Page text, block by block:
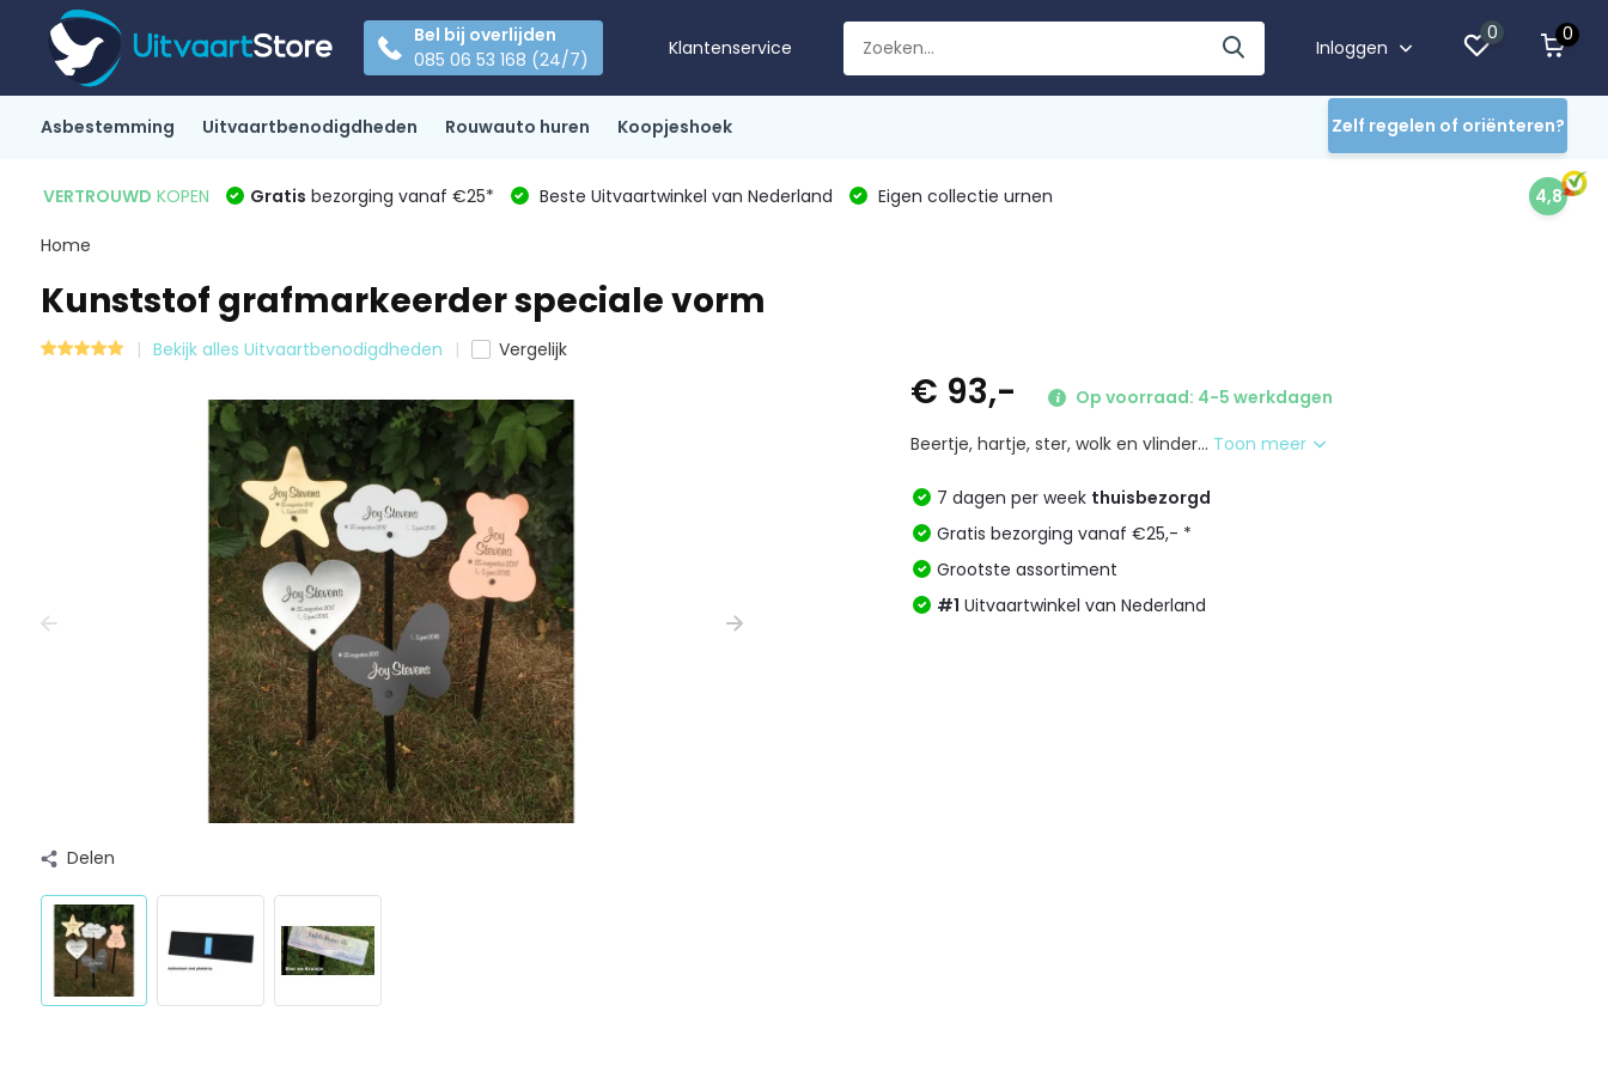
Bel bij overlijden
085 06 53 168 (24/7)
Klantenservice Inloggen
0 0
Asbestemming Uitvaartbenodigdheden Rouwauto huren Koopjeshoek Zelf regelen of oriënteren?
VERTROUWD KOPEN Gratis bezorging vanaf €25* Beste Uitvaartwinkel van Nederland Eigen collectie urnen 4,8
Home
Kunststof grafmarkeerder speciale vorm
Bekijk alles Uitvaartbenodigdheden Vergelijk
Delen
€ 93,-
Op voorraad: 4-5 werkdagen
Beertje, hartje, ster, wolk en vlinder... Toon meer
7 dagen per week thuisbezorgd
Gratis bezorging vanaf €25,- *
Grootste assortiment
#1 Uitvaartwinkel van Nederland